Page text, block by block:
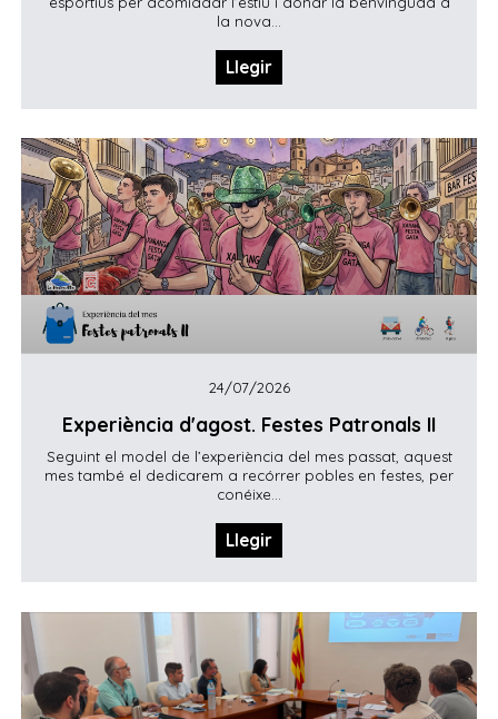
la nova...
Llegir
24/07/2026
Experiència d'agost. Festes Patronals II
Seguint el model de l’experiència del mes passat, aquest
mes també el dedicarem a recórrer pobles en festes, per
conéixe...
Llegir